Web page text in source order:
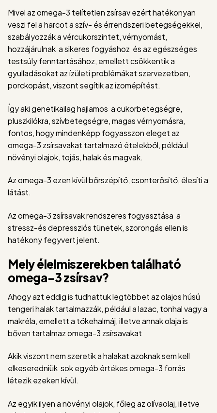
Mivel az omega-3 telítetlen zsírsav ezért hatékonyan
veszi fel a harcot a szív- és érrendszeri betegségekkel,
szabályozzák a vércukorszintet, vérnyomást,
hozzájárulnak a sikeres fogyáshoz és az egészséges
testsúly fenntartásához, emellett csökkentik a
gyulladásokat az ízületi problémákat szervezetben,
porckopást, viszont segítik az izomépítést.
Így aki genetikailag hajlamos a cukorbetegségre,
pluszkilókra, szívbetegségre, magas vérnyomásra,
fontos, hogy mindenképp fogyasszon eleget az
omega-3 zsírsavakat tartalmazó ételekből, például
növényi olajok, tojás, halak és magvak.
Az omega-3 ezen kívül bőrszépítő, csonterősítő, élesíti a
látást.
Az omega-3 zsírsavak rendszeres fogyasztása a
stressz-és depressziós tünetek, szorongás ellen is
hatékony fegyvert jelent.
Mely élelmiszerekben található
omega-3 zsírsav?
Ahogy azt eddig is tudhattuk legtöbbet az olajos húsú
tengeri halak tartalmazzák, például a lazac, tonhal vagy a
makréla, emellett a tőkehalmáj, illetve annak olaja is
bőven tartalmaz omega-3 zsírsavakat
Akik viszont nem szeretik a halakat azoknak sem kell
elkeseredniük sok egyéb értékes omega-3 forrás
létezik ezeken kívül.
Az egyik ilyen a növényi olajok, főleg az olívaolaj, illetve